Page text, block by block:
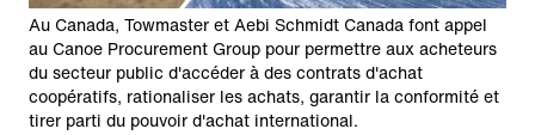
Au Canada, Towmaster et Aebi Schmidt Canada font appel
au Canoe Procurement Group pour permettre aux acheteurs
du secteur public d'accéder à des contrats d'achat
coopératifs, rationaliser les achats, garantir la conformité et
tirer parti du pouvoir d'achat international.